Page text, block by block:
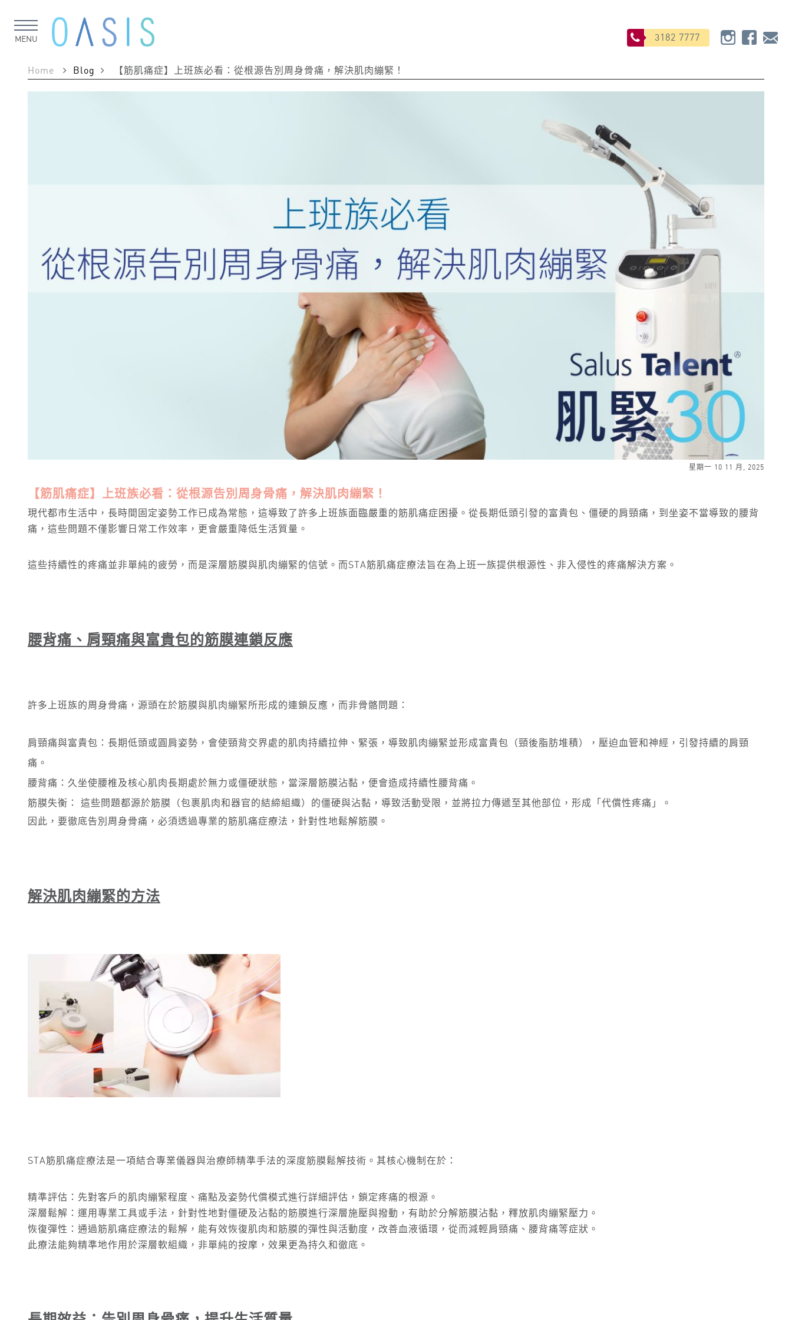
MENU 3182 7777
Home Blog 【筋肌痛症】上班族必看：從根源告別周身骨痛，解決肌肉繃緊！
星期一 10 11 月, 2025
【筋肌痛症】上班族必看：從根源告別周身骨痛，解決肌肉繃緊！
現代都市生活中，長時間固定姿勢工作已成為常態，這導致了許多上班族面臨嚴重的筋肌痛症困擾。從長期低頭引發的富貴包、僵硬的肩頸痛，到坐姿不當導致的腰背
痛，這些問題不僅影響日常工作效率，更會嚴重降低生活質量。
這些持續性的疼痛並非單純的疲勞，而是深層筋膜與肌肉繃緊的信號。而STA筋肌痛症療法旨在為上班一族提供根源性、非入侵性的疼痛解決方案。
腰背痛、肩頸痛與富貴包的筋膜連鎖反應
許多上班族的周身骨痛，源頭在於筋膜與肌肉繃緊所形成的連鎖反應，而非骨骼問題：
肩頸痛與富貴包：長期低頭或圓肩姿勢，會使頸背交界處的肌肉持續拉伸、緊張，導致肌肉繃緊並形成富貴包（頸後脂肪堆積），壓迫血管和神經，引發持續的肩頸
痛。
腰背痛：久坐使腰椎及核心肌肉長期處於無力或僵硬狀態，當深層筋膜沾黏，便會造成持續性腰背痛。
筋膜失衡： 這些問題都源於筋膜（包裹肌肉和器官的結締組織）的僵硬與沾黏，導致活動受限，並將拉力傳遞至其他部位，形成「代償性疼痛」。
因此，要徹底告別周身骨痛，必須透過專業的筋肌痛症療法，針對性地鬆解筋膜。
解決肌肉繃緊的方法
STA筋肌痛症療法是一項結合專業儀器與治療師精準手法的深度筋膜鬆解技術。其核心機制在於：
精準評估：先對客戶的肌肉繃緊程度、痛點及姿勢代償模式進行詳細評估，鎖定疼痛的根源。
深層鬆解：運用專業工具或手法，針對性地對僵硬及沾黏的筋膜進行深層施壓與撥動，有助於分解筋膜沾黏，釋放肌肉繃緊壓力。
恢復彈性：通過筋肌痛症療法的鬆解，能有效恢復肌肉和筋膜的彈性與活動度，改善血液循環，從而減輕肩頸痛、腰背痛等症狀。
此療法能夠精準地作用於深層軟組織，非單純的按摩，效果更為持久和徹底。